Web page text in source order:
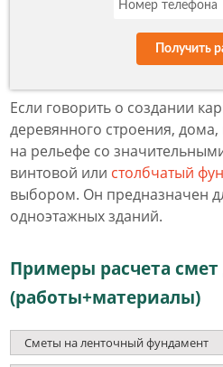
Получить
Если говорить о создании
деревянного строения,
на рельефе со
винтовой или столбчатый
выбором. Он предназначен
одноэтажных зданий.
Примеры расчета
(работы+материалы)
Сметы на ленточный фундамент